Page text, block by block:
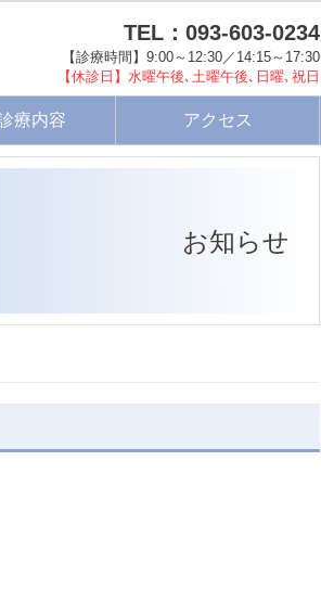
TEL：093-603-0234
【診療時間】9:00～12:30／14:15～17:30
【休診日】水曜午後､土曜午後､日曜､祝日
療内容 アクセス
お知らせ